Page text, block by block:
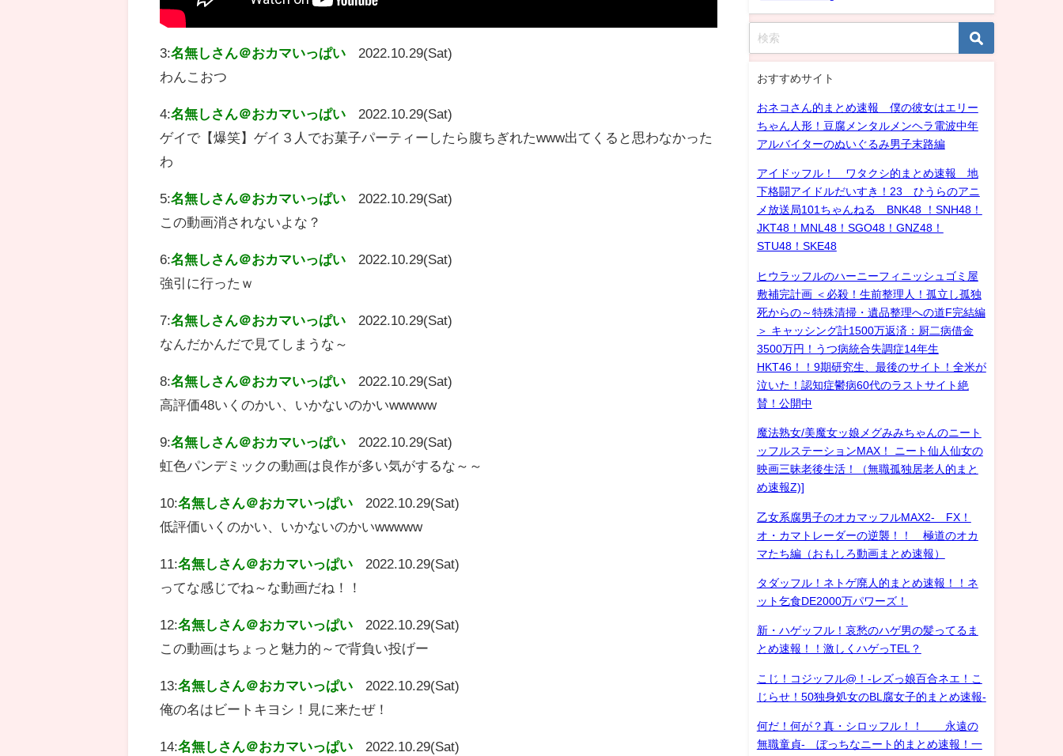
3:名無しさん＠おカマいっぱい
2022.10.29(Sat)
わんこおつ
4:名無しさん＠おカマいっぱい
2022.10.29(Sat)
ゲイで【爆笑】ゲイ３人でお菓子パーティーしたら腹ちぎれたwww出てくると思わなかった
わ
5:名無しさん＠おカマいっぱい
2022.10.29(Sat)
この動画消されないよな？
6:名無しさん＠おカマいっぱい
2022.10.29(Sat)
強引に行ったｗ
7:名無しさん＠おカマいっぱい
2022.10.29(Sat)
なんだかんだで見てしまうな～
8:名無しさん＠おカマいっぱい
2022.10.29(Sat)
高評価48いくのかい、いかないのかいwwwww
9:名無しさん＠おカマいっぱい
2022.10.29(Sat)
虹色パンデミックの動画は良作が多い気がするな～～
10:名無しさん＠おカマいっぱい
2022.10.29(Sat)
低評価いくのかい、いかないのかいwwwww
11:名無しさん＠おカマいっぱい
2022.10.29(Sat)
ってな感じでね～な動画だね！！
12:名無しさん＠おカマいっぱい
2022.10.29(Sat)
この動画はちょっと魅力的～で背負い投げー
13:名無しさん＠おカマいっぱい
2022.10.29(Sat)
俺の名はビートキヨシ！見に来たぜ！
14:名無しさん＠おカマいっぱい
2022.10.29(Sat)
おすすめサイト
おネコさん的まとめ速報 僕の彼女はエリー
ちゃん人形！豆腐メンタルメンヘラ電波中年
アルバイターのぬいぐるみ男子末路編
アイドッフル！ ワタクシ的まとめ速報 地
下格闘アイドルだいすき！23 ひうらのアニ
メ放送局101ちゃんねる BNK48 ！SNH48！
JKT48！MNL48！SGO48！GNZ48！
STU48！SKE48
ヒウラッフルのハーニーフィニッシュゴミ屋
敷補完計画 ＜必殺！生前整理人！孤立し孤独
死からの～特殊清掃・遺品整理への道F完結編
＞ キャッシング計1500万返済：厨二病借金
3500万円！うつ病統合失調症14年生
HKT46！！9期研究生、最後のサイト！全米が
泣いた！認知症鬱病60代のラストサイト絶
賛！公開中
魔法熟女/美魔女ッ娘メグみみちゃんのニート
ッフルステーションMAX！ ニート仙人仙女の
映画三昧老後生活！（無職孤独居老人的まと
め速報Z)]
乙女系腐男子のオカマッフルMAX2- FX！
オ・カマトレーダーの逆襲！！ 極道のオカ
マたち編（おもしろ動画まとめ速報）
タダッフル！ネトゲ廃人的まとめ速報！！ネ
ット乞食DE2000万パワーズ！
新・ハゲッフル！哀愁のハゲ男の髪ってるま
とめ速報！！激しくハゲっTEL？
こじ！コジッフル@！-レズっ娘百合ネエ！こ
じらせ！50独身処女のBL腐女子的まとめ速報-
何だ！何が？真・シロッフル！！ 永遠の
無職童貞- ぼっちなニート的まとめ速報！一